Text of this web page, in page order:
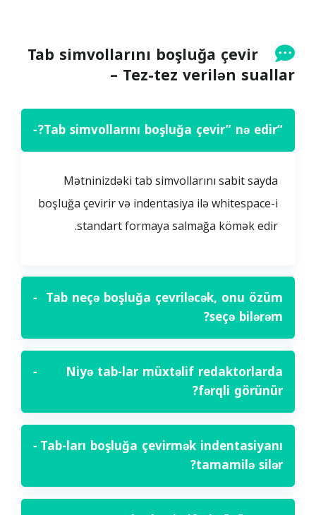
Tab simvollarını boşluğa çevir
– Tez-tez verilən suallar
“Tab simvollarını boşluğa çevir” nə edir?
−
Mətninizdəki tab simvollarını sabit sayda
boşluğa çevirir və indentasiya ilə whitespace-i
standart formaya salmağa kömək edir.
Tab neçə boşluğa çevriləcək, onu özüm
seçə bilərəm?
−
Niyə tab-lar müxtəlif redaktorlarda
fərqli görünür?
−
Tab-ları boşluğa çevirmək indentasiyanı
tamamilə silər?
−